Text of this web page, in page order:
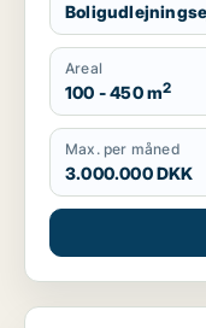
Areal
100 - 450 m2
Max. per måned
3.000.000 DKK